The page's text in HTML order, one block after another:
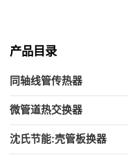
产品目录
同轴线管传热器
微管道热交换器
沈氏节能:壳管板换器